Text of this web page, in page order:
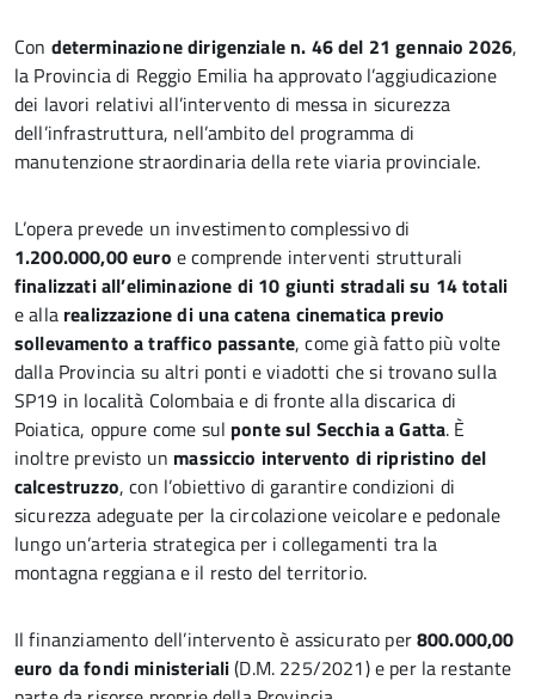
Con determinazione dirigenziale n. 46 del 21 gennaio 2026,
la Provincia di Reggio Emilia ha approvato l’aggiudicazione
dei lavori relativi all’intervento di messa in sicurezza
dell’infrastruttura, nell’ambito del programma di
manutenzione straordinaria della rete viaria provinciale.
L’opera prevede un investimento complessivo di
1.200.000,00 euro e comprende interventi strutturali
finalizzati all’eliminazione di 10 giunti stradali su 14 totali
e alla realizzazione di una catena cinematica previo
sollevamento a traffico passante, come già fatto più volte
dalla Provincia su altri ponti e viadotti che si trovano sulla
SP19 in località Colombaia e di fronte alla discarica di
Poiatica, oppure come sul ponte sul Secchia a Gatta. È
inoltre previsto un massiccio intervento di ripristino del
calcestruzzo, con l’obiettivo di garantire condizioni di
sicurezza adeguate per la circolazione veicolare e pedonale
lungo un’arteria strategica per i collegamenti tra la
montagna reggiana e il resto del territorio.
Il finanziamento dell’intervento è assicurato per800.000,00
euro da fondi ministeriali(D.M. 225/2021) e per la restante